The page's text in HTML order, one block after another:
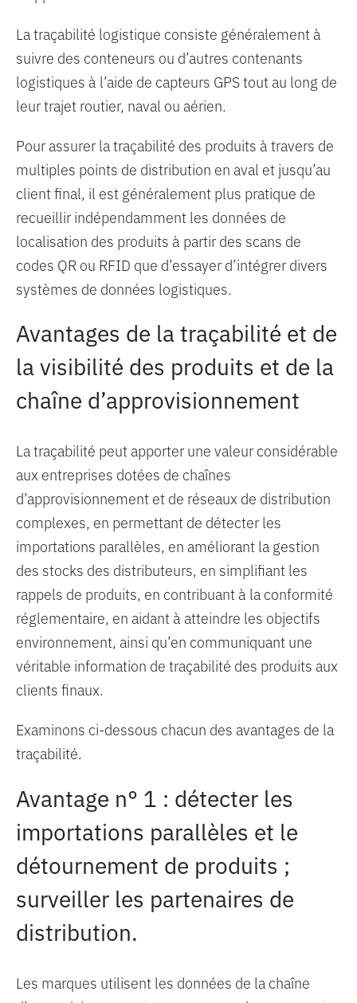
La traçabilité logistique consiste généralement à
suivre des conteneurs ou d’autres contenants
logistiques à l’aide de capteurs GPS tout au long de
leur trajet routier, naval ou aérien.
Pour assurer la traçabilité des produits à travers de
multiples points de distribution en aval et jusqu’au
client final, il est généralement plus pratique de
recueillir indépendamment les données de
localisation des produits à partir des scans de
codes QR ou RFID que d’essayer d’intégrer divers
systèmes de données logistiques.
Avantages de la traçabilité et de
la visibilité des produits et de la
chaîne d’approvisionnement
La traçabilité peut apporter une valeur considérable
aux entreprises dotées de chaînes
d’approvisionnement et de réseaux de distribution
complexes, en permettant de détecter les
importations parallèles, en améliorant la gestion
des stocks des distributeurs, en simplifiant les
rappels de produits, en contribuant à la conformité
réglementaire, en aidant à atteindre les objectifs
environnement, ainsi qu’en communiquant une
véritable information de traçabilité des produits aux
clients finaux.
Examinons ci-dessous chacun des avantages de la
traçabilité.
Avantage n° 1 : détecter les
importations parallèles et le
détournement de produits ;
surveiller les partenaires de
distribution.
Les marques utilisent les données de la chaîne